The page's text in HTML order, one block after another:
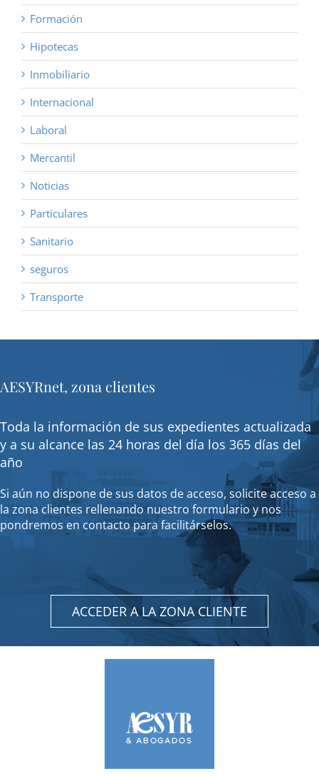
Formación
Hipotecas
Inmobiliario
Internacional
Laboral
Mercantil
Noticias
Particulares
Sanitario
seguros
Transporte
AESYRnet, zona clientes
Toda la información de sus expedientes actualizada
y a su alcance las 24 horas del día los 365 días del
año
Si aún no dispone de sus datos de acceso, solicite acceso a
la zona clientes rellenando nuestro formulario y nos
pondremos en contacto para facilitárselos.
ACCEDER A LA ZONA CLIENTE